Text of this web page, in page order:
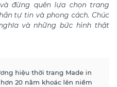
đừng quên lựa chọn trang
tự tin và phong cách. Chúc
và những bức hình thật
hiệu thời trang Made in
20 năm khoác lên niềm